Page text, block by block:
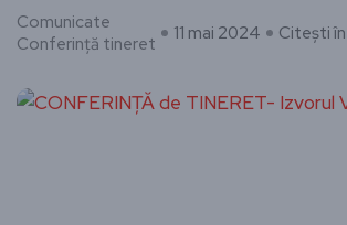
Comunicate
Conferință tineret
11 mai 2024